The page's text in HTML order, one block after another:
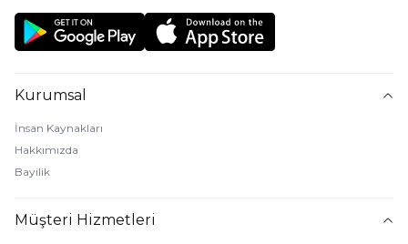
Kurumsal
İnsan Kaynakları
Hakkımızda
Bayilik
Müşteri Hizmetleri